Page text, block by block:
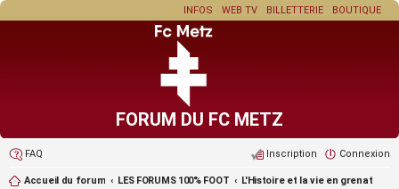
BOUTIQUE
BILLETTERIE
WEB TV
INFOS
FORUM DU FC METZ
FAQ Connexion
Inscription
Accueil du forum LES FORUMS 100% FOOT L'Histoire et la vie en grenat